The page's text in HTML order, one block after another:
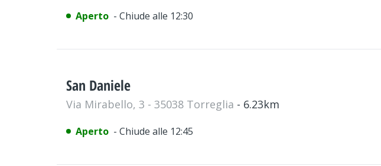
Aperto - Chiude alle 12:30
San Daniele
Via Mirabello, 3 - 35038 Torreglia - 6.23km
Aperto - Chiude alle 12:45